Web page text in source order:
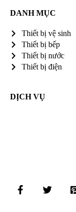
DANH MỤC
Thiết bị vệ sinh
Thiết bị bếp
Thiết bị nước
Thiết bị điện
DỊCH VỤ